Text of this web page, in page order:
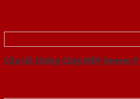
Cửa Gỗ Chống Cháy MDF Veneer